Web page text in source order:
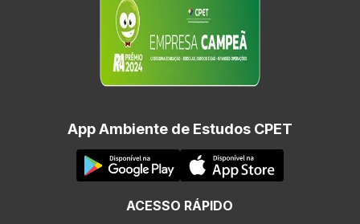
App Ambiente de Estudos CPET
ACESSO RÁPIDO